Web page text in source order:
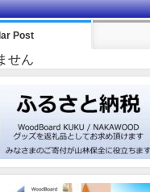
Post
せん